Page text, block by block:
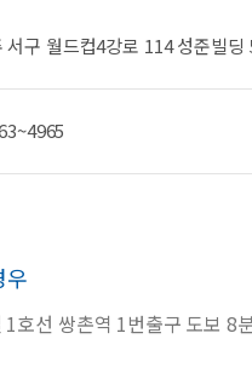
서구 월드컵4강로 114 성준빌딩
우
호선 쌍촌역 1번출구 도보 8